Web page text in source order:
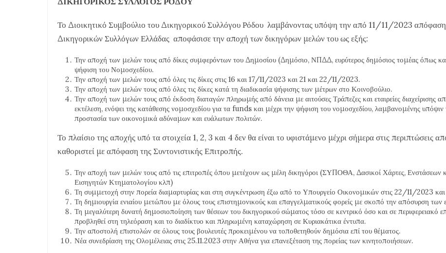
Το Διοικητικό Συμβούλιο του Δικηγορικού Συλλόγου Ρόδου λαμβάνοντας υπόψη την από 11/11/2023
Δικηγορικών Συλλόγων Ελλάδας αποφάσισε την αποχή των δικηγόρων μελών του ως εξής:
Την αποχή των μελών τους από δίκες συμφερόντων του Δημοσίου (Δημόσιο, ΝΠΔΔ, ευρύτερος δημόσιος τομέας όπως
ψήφιση του Νομοσχεδίου.
Την αποχή των μελών τους από όλες τις δίκες στις 16 και 17/11/2023 και 21 και 22/11/2023.
Την αποχή των μελών τους από όλες τις δίκες κατά τη διαδικασία ψήφισης των μέτρων στο Κοινοβούλιο.
Την αποχή των μελών τους από έκδοση διαταγών πληρωμής από δάνεια με αιτούσες Τράπεζες και εταιρείες διαχείρισης
εκτέλεση, ενόψει της κατάθεσης νομοσχεδίου για τα funds και μέχρι την ψήφιση του νομοσχεδίου, λαμβανομένης υπόψιν
προστασία των οικονομικά αδύναμων και ευάλωτων πολιτών.
Το πλαίσιο της αποχής υπό τα στοιχεία 1, 2, 3 και 4 δεν θα είναι το υφιστάμενο μέχρι σήμερα στις περιπτώσεις
καθοριστεί με απόφαση της Συντονιστικής Επιτροπής.
Την αποχή των μελών τους από τις επιτροπές όπου μετέχουν ως μέλη δικηγόροι (ΣΥΠΟΘΑ, Δασικοί Χάρτες,
Εισηγητών Κτηματολογίου κλπ)
Τη συμμετοχή στην πορεία διαμαρτυρίας και στη συγκέντρωση έξω από το Υπουργείο Οικονομικών στις 22/11/2023
Τη δημιουργία ενιαίου μετώπου με όλους τους επιστημονικούς και επαγγελματικούς φορείς με σκοπό την απόσυρση
Τη μεγαλύτερη δυνατή δημοσιοποίηση των θέσεων του δικηγορικού σώματος τόσο σε κεντρικό όσο και σε περιφερειακό
προβληθεί στη τηλεόραση και το διαδίκτυο και πληρωμένη καταχώρηση σε Κυριακάτικα έντυπα.
Την αποστολή επιστολών σε όλους τους βουλευτές προκειμένου να τοποθετηθούν δημόσια επί του θέματος.
Νέα συνεδρίαση της Ολομέλειας στις 25.11.2023 στην Αθήνα για επανεξέταση της πορείας των κινητοποιήσεων.